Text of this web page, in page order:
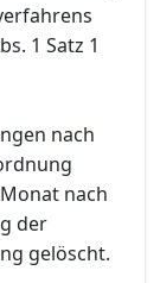
1 Satz 1
nach
nach
der
gelöscht.